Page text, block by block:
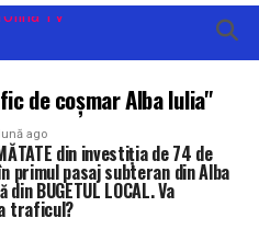
de coșmar Alba Iulia"
ago
din investiția de 74 de
primul pasaj subteran din Alba
BUGETUL LOCAL. Va
traficul?